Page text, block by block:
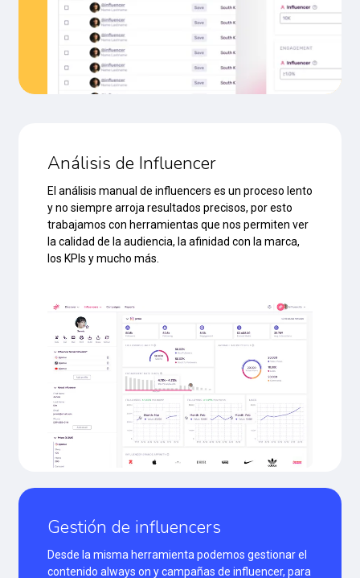
Análisis de Influencer
El análisis manual de influencers es un proceso lento
y no siempre arroja resultados precisos, por esto
trabajamos con herramientas que nos permiten ver
la calidad de la audiencia, la afinidad con la marca,
los KPIs y mucho más.
Gestión de influencers
Desde la misma herramienta podemos gestionar el
contenido always on y campañas de influencer, para